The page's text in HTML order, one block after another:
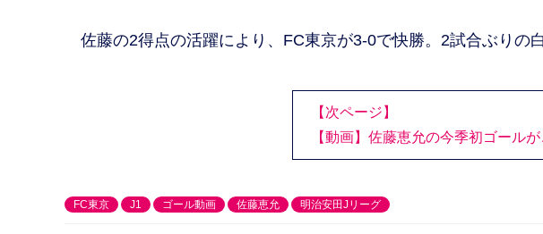
佐藤の2得点の活躍により、FC東京が3-0で快勝。2試合ぶりの
【次ページ】
【動画】佐藤恵允の今季初ゴールが
FC東京 J1 ゴール動画 佐藤恵允 明治安田Jリーグ